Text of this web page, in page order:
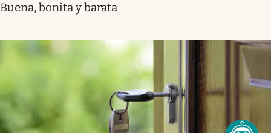
Buena, bonita y barata